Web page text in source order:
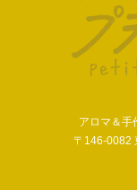
アロマ＆手
〒146-0082